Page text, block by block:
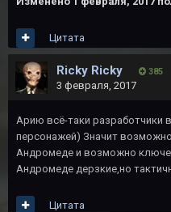
Цитата
Ricky Ricky 385
3 февраля, 2017
Арию всё-таки разработчики
персонажей) Значит
Андромеде и возможно
Андромеде дерзкие,но
Цитата